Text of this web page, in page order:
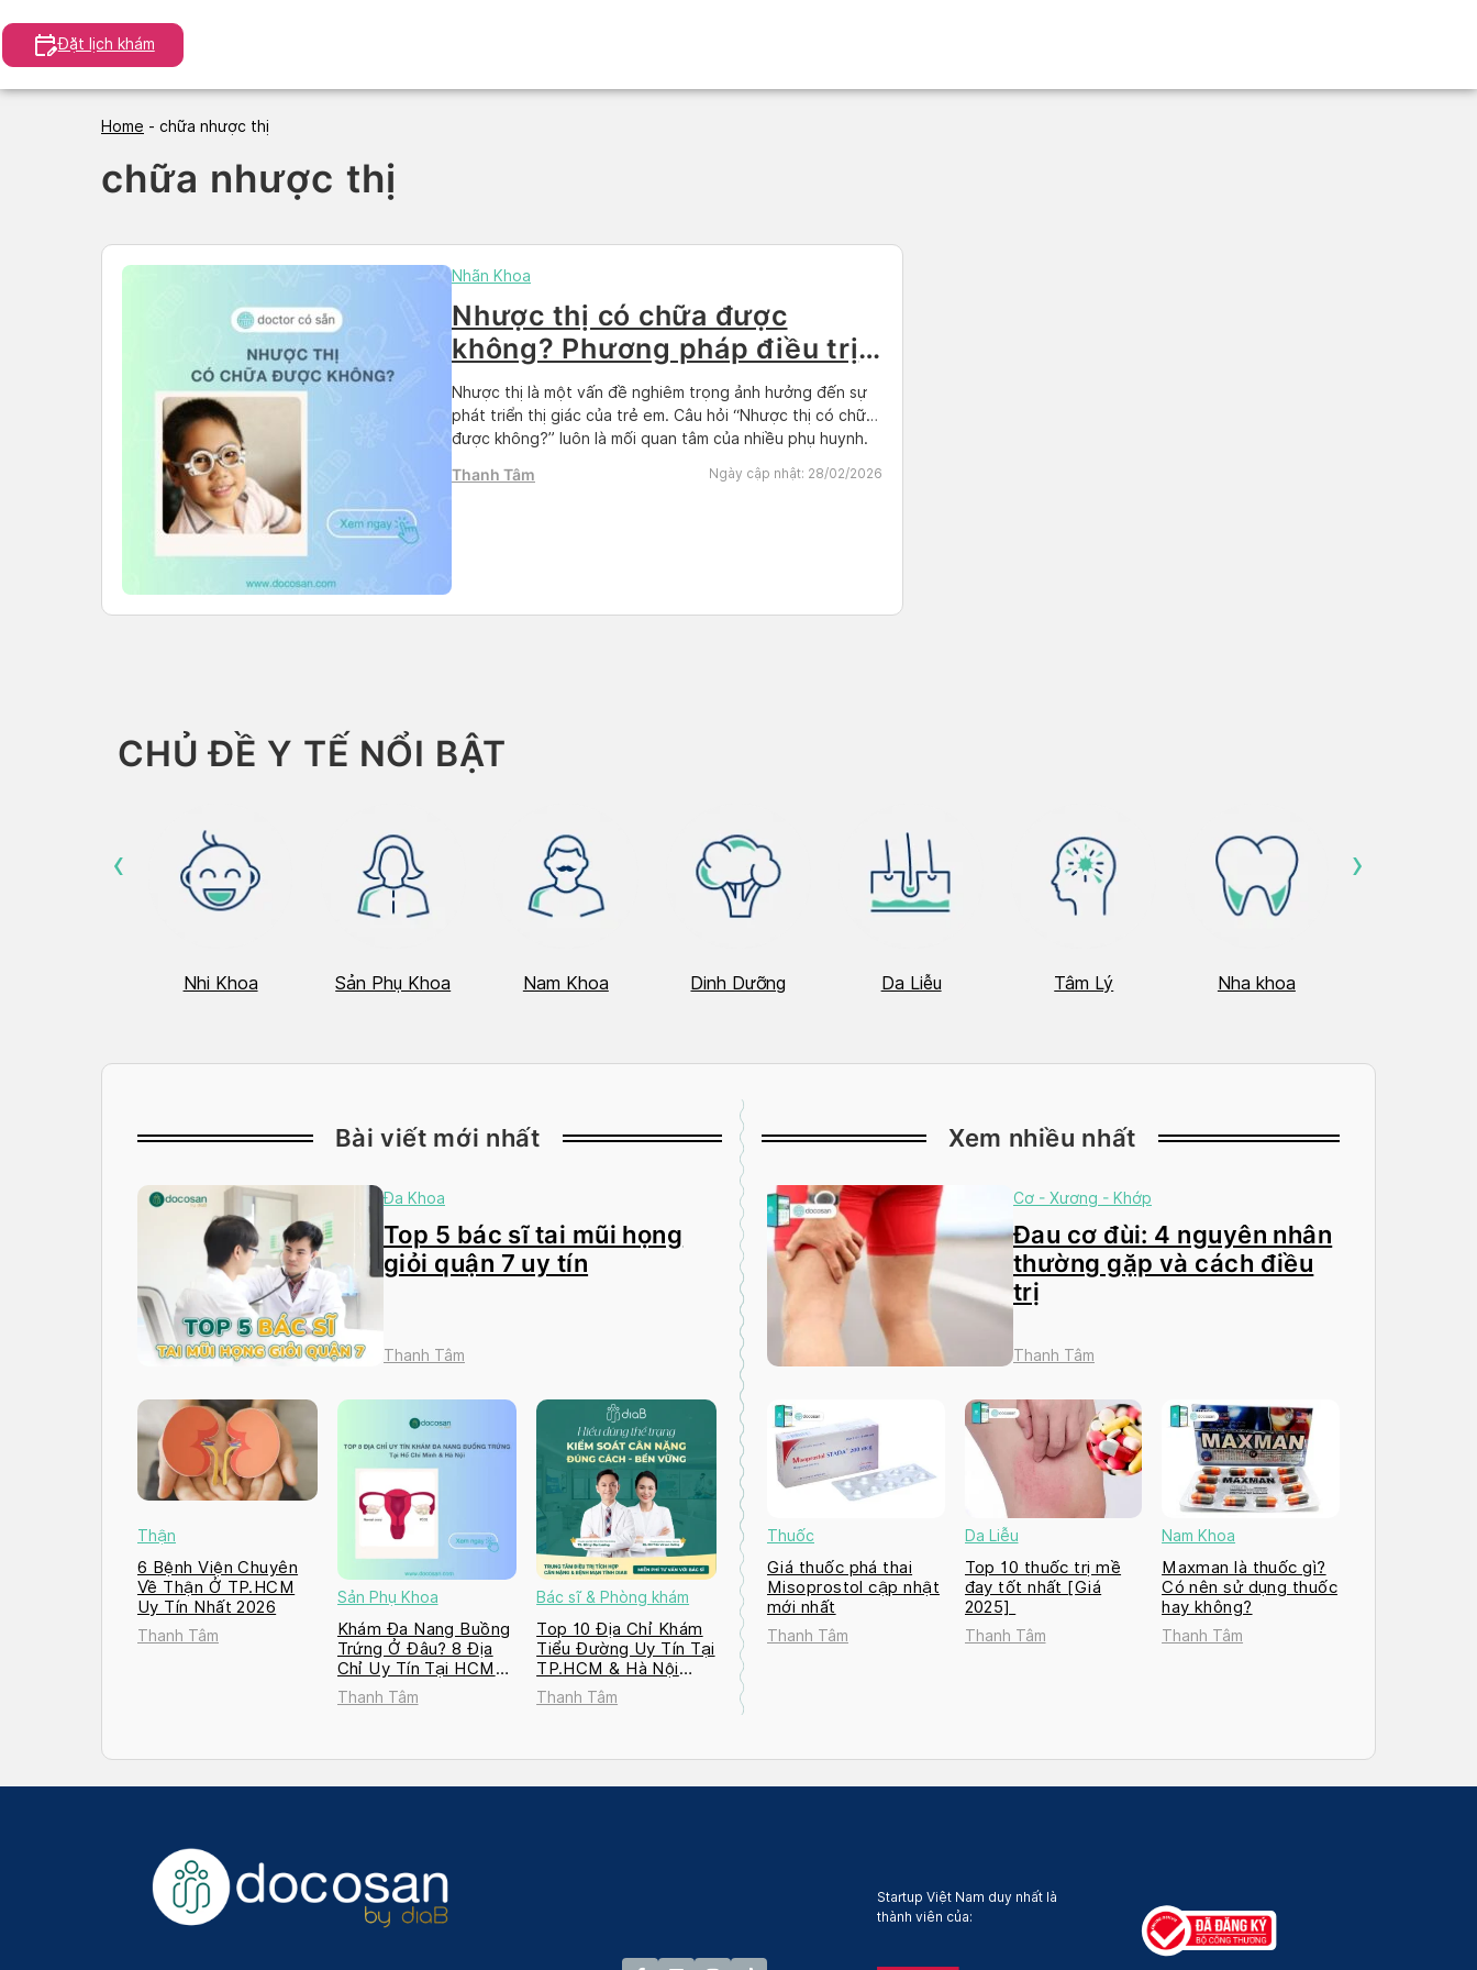
to
content
Đặt lịch khám
Home - chữa nhược thị
chữa nhược thị
Nhãn Khoa
Nhược thị có chữa được
không? Phương pháp điều trị
hiệu quả cho trẻ em
Nhược thị là một vấn đề nghiêm trọng ảnh hưởng đến sự
phát triển thị giác của trẻ em. Câu hỏi “Nhược thị có chữa
được không?” luôn là mối quan tâm của nhiều phụ huynh.
phương pháp điều trị nhược thị hiệu quả và […]
Thanh Tâm Ngày cập nhật: 28/02/2026
CHỦ ĐỀ Y TẾ NỔI BẬT
Nhi Khoa Sản Phụ Khoa Nam Khoa Dinh Dưỡng Da Liễu Tâm Lý Nha khoa
‹ ›
Bài viết mới nhất
Đa Khoa
Top 5 bác sĩ tai mũi họng
giỏi quận 7 uy tín
Thanh Tâm
Thận
6 Bệnh Viện Chuyên
Về Thận Ở TP.HCM
Uy Tín Nhất 2026
Thanh Tâm
Sản Phụ Khoa
Khám Đa Nang Buồng
Trứng Ở Đâu? 8 Địa
Chỉ Uy Tín Tại HCM
và Hà Nội 2026
Thanh Tâm
Bác sĩ & Phòng khám
Top 10 Địa Chỉ Khám
Tiểu Đường Uy Tín Tại
TP.HCM & Hà Nội
2026
Thanh Tâm
Xem nhiều nhất
Cơ - Xương - Khớp
Đau cơ đùi: 4 nguyên nhân
thường gặp và cách điều
trị
Thanh Tâm
Thuốc
Giá thuốc phá thai
Misoprostol cập nhật
mới nhất
Thanh Tâm
Da Liễu
Top 10 thuốc trị mề
đay tốt nhất [Giá
2025]
Thanh Tâm
Nam Khoa
Maxman là thuốc gì?
Có nên sử dụng thuốc
hay không?
Thanh Tâm
Startup Việt Nam duy nhất là
thành viên của: